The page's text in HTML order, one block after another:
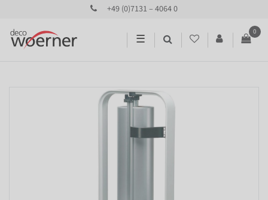
+49 (0)7131 – 4064 0
☰
0